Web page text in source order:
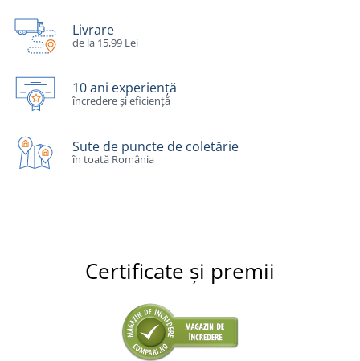
Livrare
de la 15,99 Lei
10 ani experiență
încredere și eficiență
Sute de puncte de coletărie
în toată România
Certificate și premii